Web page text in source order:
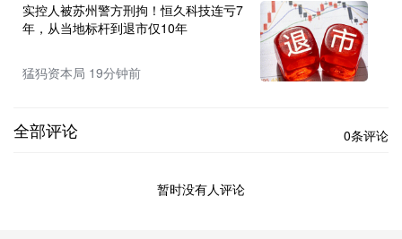
实控人被苏州警方刑拘！恒久科技连亏7
年，从当地标杆到退市仅10年
猛犸资本局 19分钟前
全部评论 0条评论
暂时没有人评论